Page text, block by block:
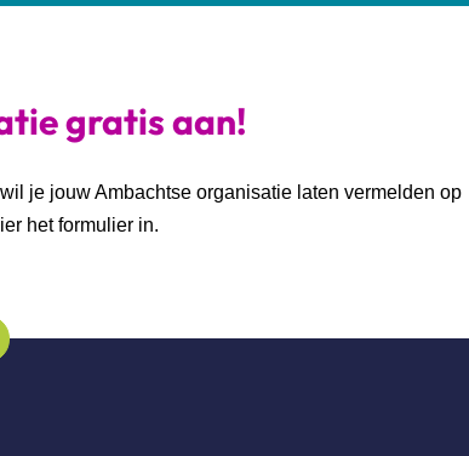
gratis aan!
je jouw Ambachtse organisatie laten vermelden op
het formulier in.